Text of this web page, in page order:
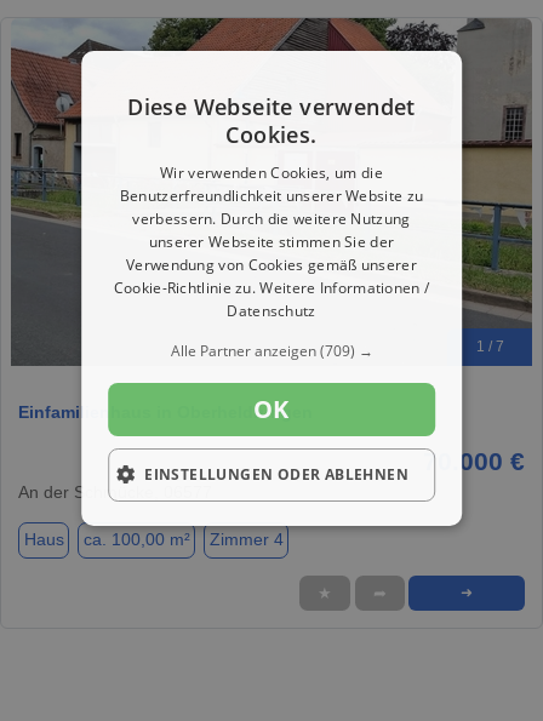
1 / 7
Einfamilienhaus in Oberheldrungen
70.000 €
An der Schmücke, 06577
Haus ca. 100,00 m² Zimmer 4
★ ➦ ➜
Diese Webseite verwendet
Cookies.
Wir verwenden Cookies, um die
Benutzerfreundlichkeit unserer Website zu
verbessern. Durch die weitere Nutzung
unserer Webseite stimmen Sie der
Verwendung von Cookies gemäß unserer
Cookie-Richtlinie zu.Weitere Informationen /
Datenschutz
Alle Partner anzeigen(709) →
OK
EINSTELLUNGEN ODER ABLEHNEN